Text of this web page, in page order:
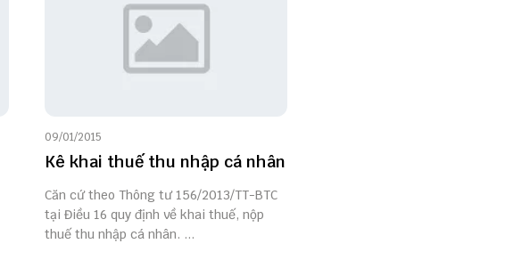
09/01/2015
Kê khai thuế thu nhập cá nhân
Căn cứ theo Thông tư 156/2013/TT-BTC
tại Điều 16 quy định về khai thuế, nộp
thuế thu nhập cá nhân. ...